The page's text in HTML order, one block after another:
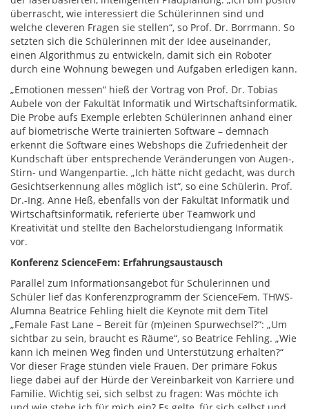
überrascht, wie interessiert die Schülerinnen sind und
welche cleveren Fragen sie stellen“, so Prof. Dr. Borrmann. So
setzten sich die Schülerinnen mit der Idee auseinander,
einen Algorithmus zu entwickeln, damit sich ein Roboter
durch eine Wohnung bewegen und Aufgaben erledigen kann.
„Emotionen messen“ hieß der Vortrag von Prof. Dr. Tobias
Aubele von der Fakultät Informatik und Wirtschaftsinformatik.
Die Probe aufs Exemple erlebten Schülerinnen anhand einer
auf biometrische Werte trainierten Software – demnach
erkennt die Software eines Webshops die Zufriedenheit der
Kundschaft über entsprechende Veränderungen von Augen-,
Stirn- und Wangenpartie. „Ich hätte nicht gedacht, was durch
Gesichtserkennung alles möglich ist“, so eine Schülerin. Prof.
Dr.-Ing. Anne Heß, ebenfalls von der Fakultät Informatik und
Wirtschaftsinformatik, referierte über Teamwork und
Kreativität und stellte den Bachelorstudiengang Informatik
vor.
Konferenz ScienceFem: Erfahrungsaustausch
Parallel zum Informationsangebot für Schülerinnen und
Schüler lief das Konferenzprogramm der ScienceFem. THWS-
Alumna Beatrice Fehling hielt die Keynote mit dem Titel
„Female Fast Lane – Bereit für (m)einen Spurwechsel?“: „Um
sichtbar zu sein, braucht es Räume“, so Beatrice Fehling. „Wie
kann ich meinen Weg finden und Unterstützung erhalten?“
Vor dieser Frage stünden viele Frauen. Der primäre Fokus
liege dabei auf der Hürde der Vereinbarkeit von Karriere und
Familie. Wichtig sei, sich selbst zu fragen: Was möchte ich